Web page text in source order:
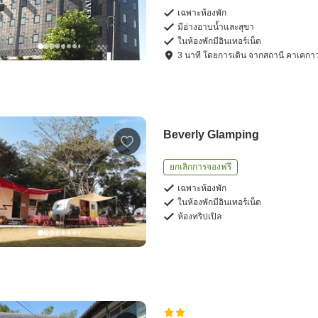
เฉพาะห้องพัก
มีอ่างอาบน้ำและสุขา
ในห้องพักมีอินเทอร์เน็ต
3 นาที โดยการเดิน จากสถานี คาเคกา
Beverly Glamping
ยกเลิกการจองฟรี
เฉพาะห้องพัก
ในห้องพักมีอินเทอร์เน็ต
ห้องทริปเปิล